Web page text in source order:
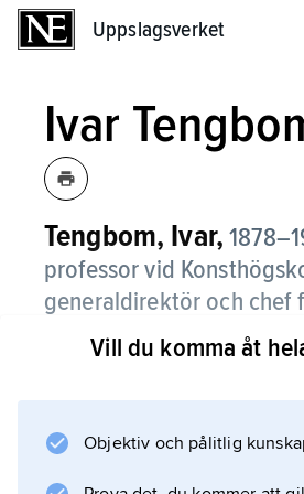
Uppslagsverket
Ivar
Tengbom, Ivar,
professor vid
generaldirektör och chef
Byggnadsstyrelsen
rationell och skicklig
Vill du komma åt
Objektiv och pålitlig